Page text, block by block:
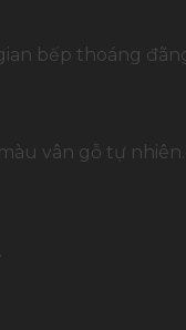
bếp thoáng
vân gỗ tự